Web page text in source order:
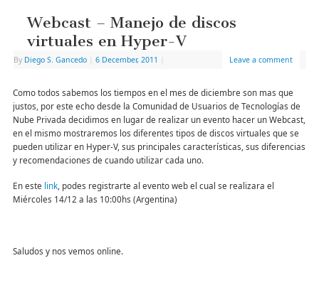
Webcast – Manejo de discos
virtuales en Hyper-V
By Diego S. Gancedo 6 December, 2011 Leave a comment
Como todos sabemos los tiempos en el mes de diciembre son mas que
justos, por este echo desde la Comunidad de Usuarios de Tecnologías de
Nube Privada decidimos en lugar de realizar un evento hacer un Webcast,
en el mismo mostraremos los diferentes tipos de discos virtuales que se
pueden utilizar en Hyper-V, sus principales características, sus diferencias
y recomendaciones de cuando utilizar cada uno.
En este link, podes registrarte al evento web el cual se realizara el
Miércoles 14/12 a las 10:00hs (Argentina)
Saludos y nos vemos online.